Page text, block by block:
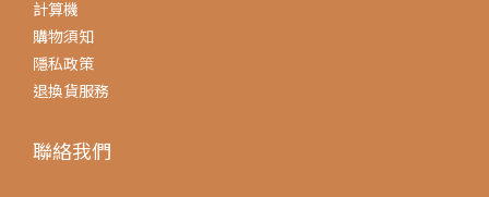
計算機
購物須知
隱私政策
退換貨服務
聯絡我們